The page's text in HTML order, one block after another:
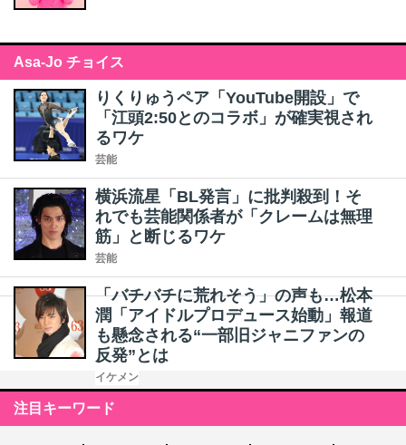
Asa-Jo チョイス
りくりゅうペア「YouTube開設」で
「江頭2:50とのコラボ」が確実視され
るワケ
芸能
横浜流星「BL発言」に批判殺到！そ
れでも芸能関係者が「クレームは無理
筋」と断じるワケ
芸能
「バチバチに荒れそう」の声も…松本
潤「アイドルプロデュース始動」報道
も懸念される“一部旧ジャニファンの
反発”とは
イケメン
注目キーワード